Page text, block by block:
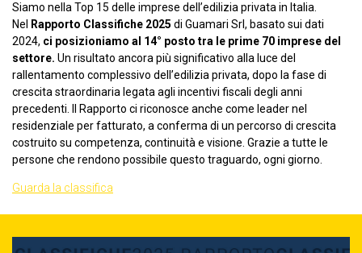
Siamo nella Top 15 delle imprese dell’edilizia privata in Italia.
Nel
Rapporto Classifiche 2025 di Guamari Srl, basato sui dati
2024, ci posizioniamo al 14° posto tra le prime 70 imprese del
settore. Un risultato ancora più significativo alla luce del
rallentamento complessivo dell’edilizia privata, dopo la fase di
crescita straordinaria legata agli incentivi fiscali degli anni
precedenti. Il Rapporto ci riconosce anche come leader nel
residenziale per fatturato, a conferma di un percorso di crescita
costruito su competenza, continuità e visione. Grazie a tutte le
persone che rendono possibile questo traguardo, ogni giorno.
Guarda la classifica